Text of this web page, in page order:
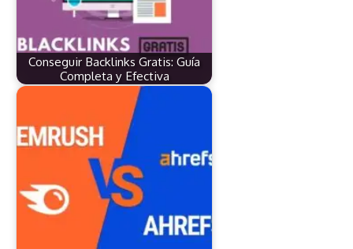
Conseguir Backlinks Gratis: Guía
Completa y Efectiva